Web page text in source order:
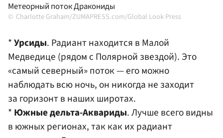
Метеорный поток Дракониды
Charlotte Graham/ZUMAPRESS.com/Global Look Press
*Урсиды. Радиант находится в Малой
Медведице (рядом с Полярной звездой). Это
«самый северный» поток — его можно
наблюдать всю ночь, он никогда не заходит
за горизонт в наших широтах.
* Южные дельта-Аквариды. Лучше всего видны
в южных регионах, так как их радиант